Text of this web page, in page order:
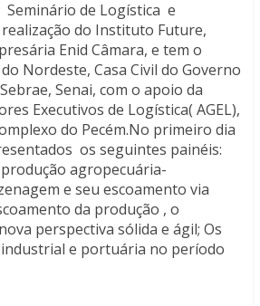
de Logística e
do Instituto Future,
Enid Câmara, e tem o
Nordeste, Casa Civil do Governo
Senai, com o apoio da
Executivos de Logística( AGEL),
do Pecém.No primeiro dia
os seguintes painéis:
agropecuária-
e seu escoamento via
da produção , o
perspectiva sólida e ágil; Os
e portuária no período